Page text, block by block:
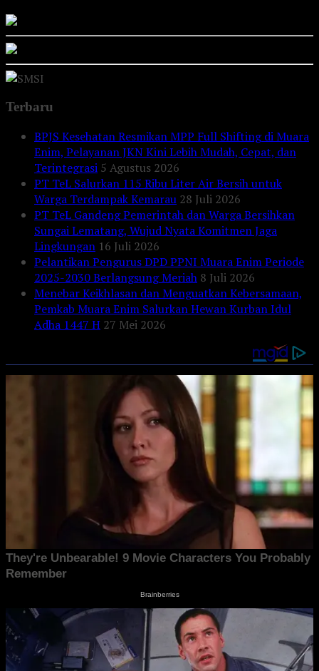
Terbaru
BPJS Kesehatan Resmikan MPP Full Shifting di Muara
Enim, Pelayanan JKN Kini Lebih Mudah, Cepat, dan
Terintegrasi 5 Agustus 2026
PT TeL Salurkan 115 Ribu Liter Air Bersih untuk
Warga Terdampak Kemarau 28 Juli 2026
PT TeL Gandeng Pemerintah dan Warga Bersihkan
Sungai Lematang, Wujud Nyata Komitmen Jaga
Lingkungan 16 Juli 2026
Pelantikan Pengurus DPD PPNI Muara Enim Periode
2025-2030 Berlangsung Meriah 8 Juli 2026
Menebar Keikhlasan dan Menguatkan Kebersamaan,
Pemkab Muara Enim Salurkan Hewan Kurban Idul
Adha 1447 H 27 Mei 2026